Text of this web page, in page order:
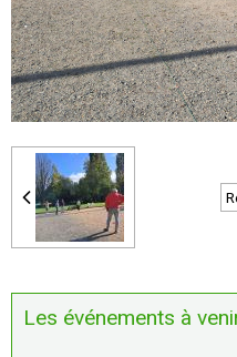
Les événements à